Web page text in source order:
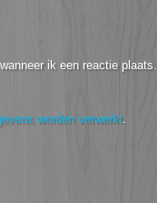
ik een reactie plaats.
worden verwerkt.